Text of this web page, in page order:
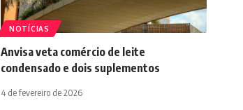
NOTÍCIAS
Anvisa veta comércio de leite
condensado e dois suplementos
4 de fevereiro de 2026